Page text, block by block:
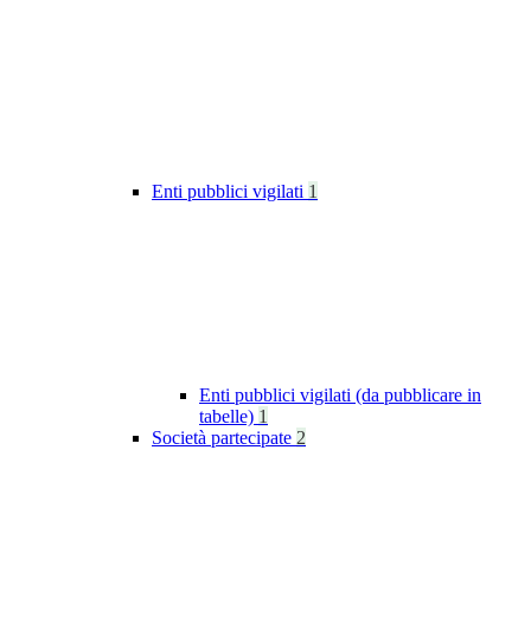
Enti pubblici vigilati 1
Enti pubblici vigilati (da pubblicare in
tabelle) 1
Società partecipate 2